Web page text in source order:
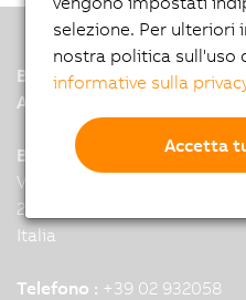
B&R
A member of the ABB Group
B&R Headquarters: Milano
Via Ruggero Leoncavallo 1
20031 Cesate
Italia
Telefono : +39 02 932058
selezione. Per ulteriori
nostra politica sull'uso
informative sulla
Accetta